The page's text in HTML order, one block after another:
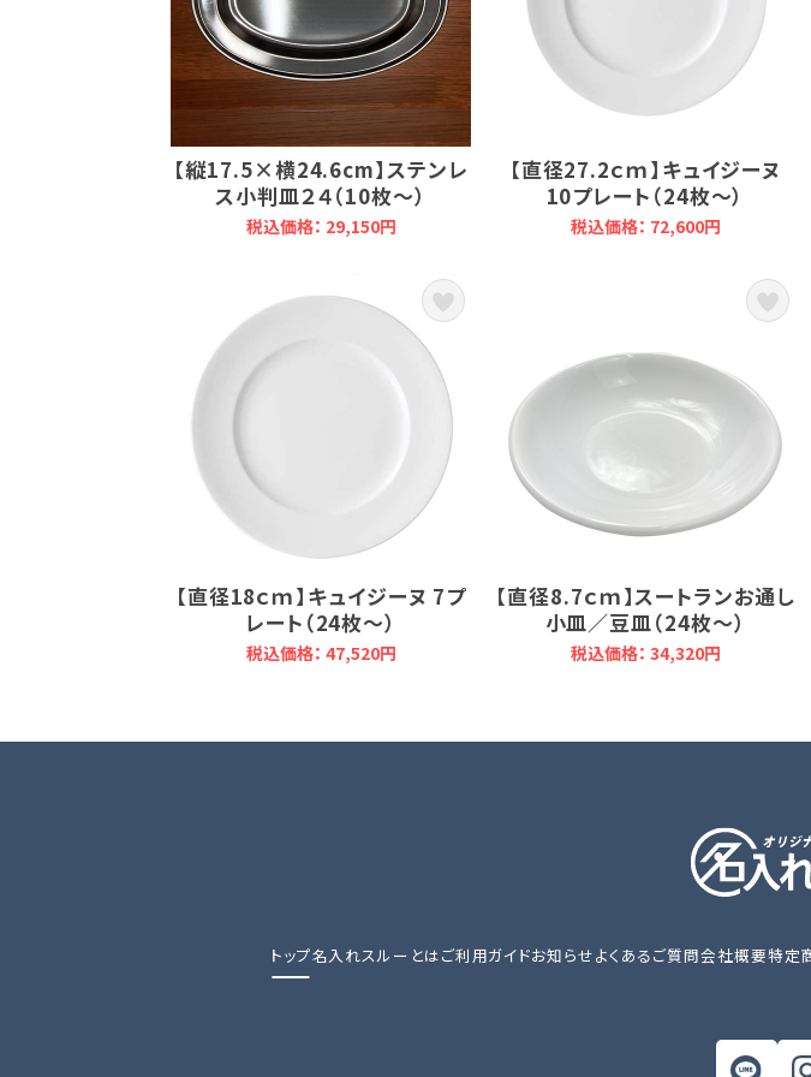
【縦17.5×横24.6cm】ステンレ
ス小判皿２４（10枚～）
税込価格： 29,150円
【直径27.2ｃｍ】キュイジーヌ
10プレート（24枚～）
税込価格： 72,600円
【直径18ｃｍ】キュイジーヌ 7プ
レート（24枚～）
税込価格： 47,520円
【直径8.7ｃｍ】スートランお通し
小皿／豆皿（24枚～）
税込価格： 34,320円
トップ名入れスルーとはご利用ガイドお知らせよくあるご質問会社概要特定